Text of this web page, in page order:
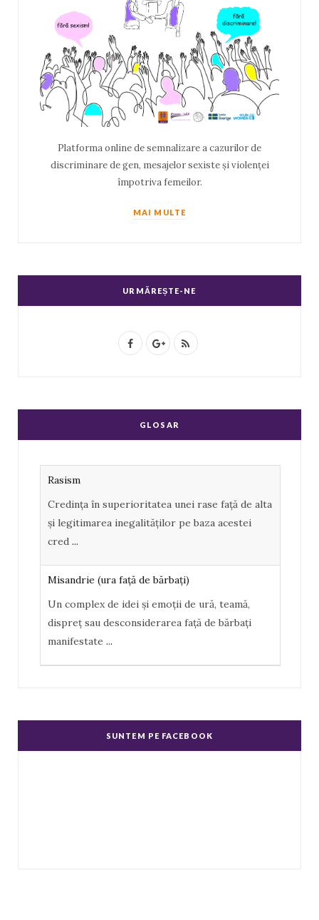
Platforma online de semnalizare a cazurilor de
discriminare de gen, mesajelor sexiste și violenței
împotriva femeilor.
MAI MULTE
URMĂREȘTE-NE
F
b
o
G
l
e
R
GLOSAR
Rasism
Credința în superioritatea unei rase față de alta
și legitimarea inegalităților pe baza acestei
cred ...
Misandrie (ura faţă de bărbaţi)
Un complex de idei şi emoţii de ură, teamă,
dispreţ sau desconsiderarea faţă de bărbaţi
manifestate ...
dispreţ manifestate de bărbaţi faţă de femei în
SUNTEM PE FACEBOOK